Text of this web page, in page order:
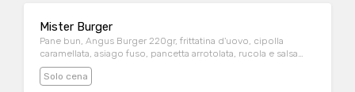
Mister Burger
Pane bun, Angus Burger 220gr, frittatina d'uovo, cipolla
caramellata, asiago fuso, pancetta arrotolata, rucola e salsa
wish
Solo cena